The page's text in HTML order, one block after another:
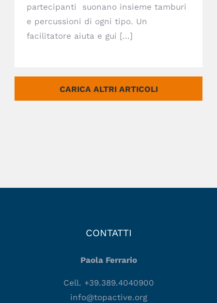
partecipanti suonano insieme tamburi
e percussioni di ogni tipo. Un
facilitatore aiuta e gui [...]
CARICA ALTRI ARTICOLI
CONTATTI
Paola Ferrario
Cell. +39.389.4040900
info@topactive.org